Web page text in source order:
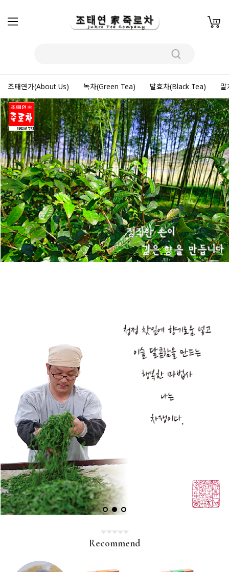
조태연가(About Us) 녹차(Green Tea) 발효차(Black Tea)
Recommend